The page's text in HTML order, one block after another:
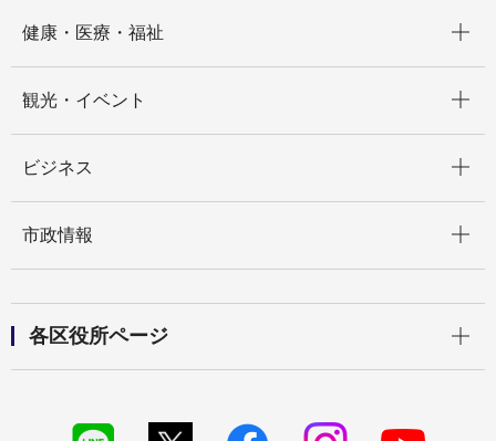
健康・医療・福祉
観光・イベント
ビジネス
市政情報
各区役所ページ